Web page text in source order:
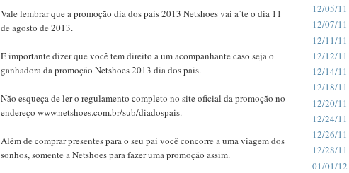
Vale lembrar que a promoção dia dos pais 2013 Netshoes vai a´te o dia 11
de agosto de 2013.
É importante dizer que você tem direito a um acompanhante caso seja o
ganhadora da promoção Netshoes 2013 dia dos pais.
Não esqueça de ler o regulamento completo no site oficial da promoção no
endereço www.netshoes.com.br/sub/diadospais.
Além de comprar presentes para o seu pai você concorre a uma viagem dos
sonhos, somente a Netshoes para fazer uma promoção assim.
12/05/11
12/07/11
12/11/11
12/12/11
12/14/11
12/18/11
12/20/11
12/24/11
12/26/11
12/28/11
01/01/12